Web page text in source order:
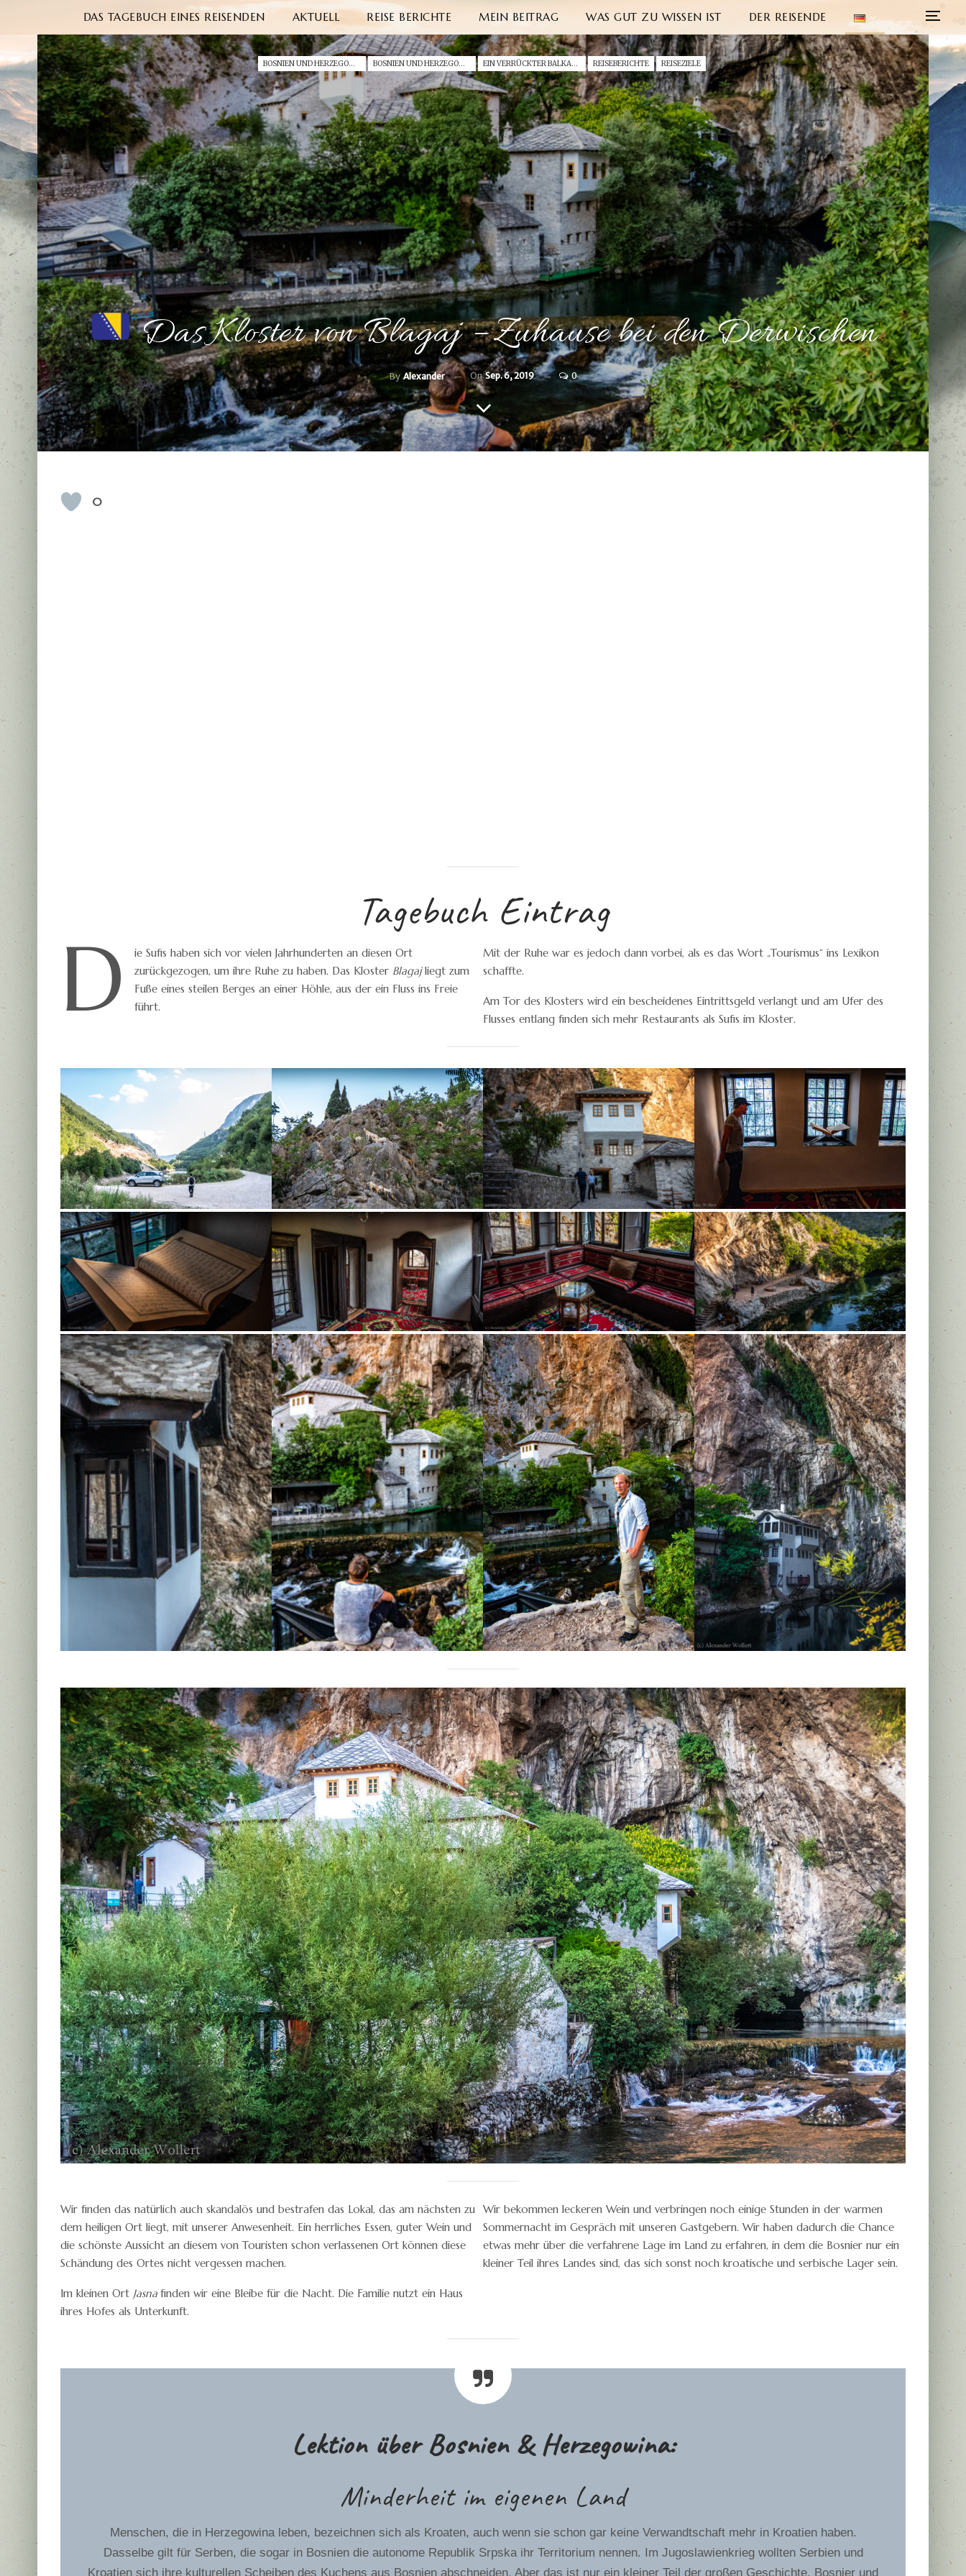
DAS TAGEBUCH EINES REISENDEN AKTUELL REISE BERICHTE MEIN BEITRAG WAS GUT ZU WISSEN IST DER REISENDE
BOSNIEN UND HERZEGOWINA (2019) BOSNIEN UND HERZEGOWINA EIN VERRÜCKTER BALKAN ROAD TRIP II - BOSNIEN & KROATIEN (2019) REISEBERICHTE REISEZIELE
Das Kloster von Blagaj – Zuhause bei den Derwischen
By Alexander OnSep. 6, 2019 0
0
Tagebuch Eintrag
D
ie Sufis haben sich vor vielen Jahrhunderten an diesen Ort
zurückgezogen, um ihre Ruhe zu haben. Das Kloster Blagajliegt zum
Fuße eines steilen Berges an einer Höhle, aus der ein Fluss ins Freie
führt.
Mit der Ruhe war es jedoch dann vorbei, als es das Wort „Tourismus“ ins Lexikon
schaffte.
Am Tor des Klosters wird ein bescheidenes Eintrittsgeld verlangt und am Ufer des
Flusses entlang finden sich mehr Restaurants als Sufis im Kloster.
Wir finden das natürlich auch skandalös und bestrafen das Lokal, das am nächsten zu
dem heiligen Ort liegt, mit unserer Anwesenheit. Ein herrliches Essen, guter Wein und
die schönste Aussicht an diesem von Touristen schon verlassenen Ort können diese
Schändung des Ortes nicht vergessen machen.
Im kleinen Ort Jasna finden wir eine Bleibe für die Nacht. Die Familie nutzt ein Haus
ihres Hofes als Unterkunft.
Wir bekommen leckeren Wein und verbringen noch einige Stunden in der warmen
Sommernacht im Gespräch mit unseren Gastgebern. Wir haben dadurch die Chance
etwas mehr über die verfahrene Lage im Land zu erfahren, in dem die Bosnier nur ein
kleiner Teil ihres Landes sind, das sich sonst noch kroatische und serbische Lager sein.
Lektion über Bosnien & Herzegowina:
Minderheit im eigenen Land
Menschen, die in Herzegowina leben, bezeichnen sich als Kroaten, auch wenn sie schon gar keine Verwandtschaft mehr in Kroatien haben.
Dasselbe gilt für Serben, die sogar in Bosnien die autonome Republik Srpska ihr Territorium nennen. Im Jugoslawienkrieg wollten Serbien und
Kroatien sich ihre kulturellen Scheiben des Kuchens aus Bosnien abschneiden. Aber das ist nur ein kleiner Teil der großen Geschichte. Bosnier und